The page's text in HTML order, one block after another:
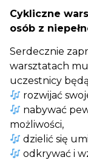
Cykliczne
osób z
Serdecznie
warsztatach
uczestnicy
rozwijać
nabywać
możliwości,
dzielić się
odkrywać i